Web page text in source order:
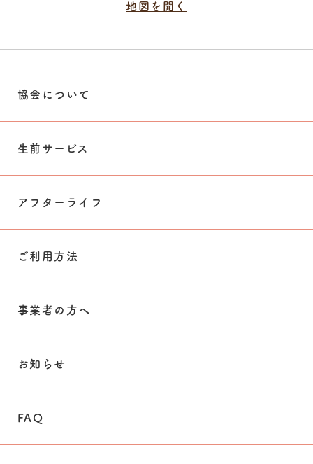
地図を開く
協会について
生前サービス
アフターライフ
ご利用方法
事業者の方へ
お知らせ
FAQ